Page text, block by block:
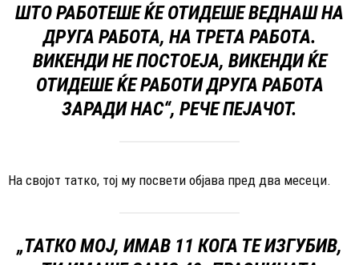
ШТО РАБОТЕШЕ ЌЕ ОТИДЕШЕ ВЕДНАШ НА
ДРУГА РАБОТА, НА ТРЕТА РАБОТА.
ВИКЕНДИ НЕ ПОСТОЕЈА, ВИКЕНДИ ЌЕ
ОТИДЕШЕ ЌЕ РАБОТИ ДРУГА РАБОТА
ЗАРАДИ НАС“, РЕЧЕ ПЕЈАЧОТ.
На својот татко, тој му посвети објава пред два месеци.
„ТАТКО МОЈ, ИМАВ 11 КОГА ТЕ ИЗГУБИВ,